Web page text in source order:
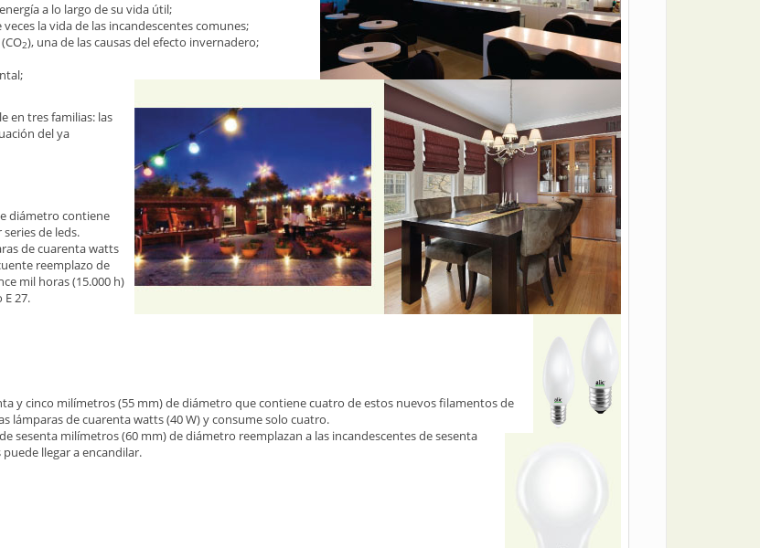
a lo largo de su vida útil;
la vida de las incandescentes comunes;
2), una de las causas del efecto invernadero;
en tres familias: las
del ya
diámetro contiene
de leds.
de cuarenta watts
reemplazo de
mil horas (15.000 h)
27.
y cinco milímetros (55 mm) de diámetro que contiene cuatro de estos nuevos filamentos de
lámparas de cuarenta watts (40 W) y consume solo cuatro.
sesenta milímetros (60 mm) de diámetro reemplazan a las incandescentes de sesenta
llegar a encandilar.